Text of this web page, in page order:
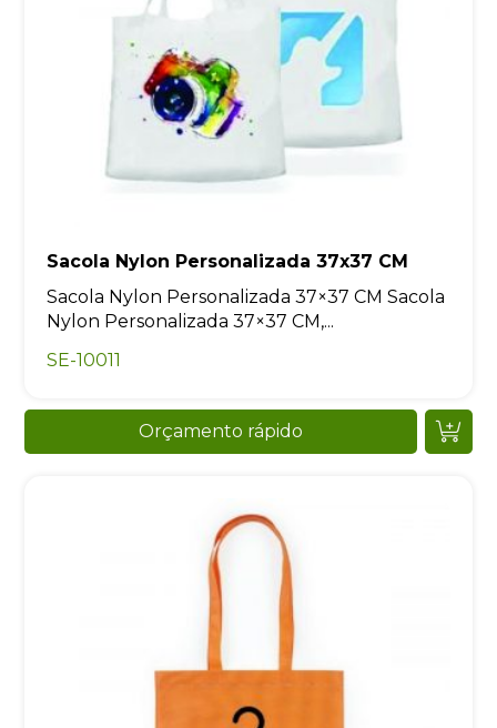
Sacola Nylon Personalizada 37x37 CM
Sacola Nylon Personalizada 37×37 CM Sacola
Nylon Personalizada 37×37 CM,...
SE-10011
Orçamento rápido